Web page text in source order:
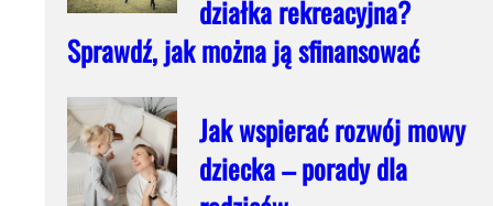
działka rekreacyjna?
Sprawdź, jak można ją sfinansować
Jak wspierać rozwój mowy
dziecka – porady dla